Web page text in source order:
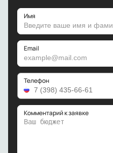
Имя
Email
Телефон
Комментарий к заявке